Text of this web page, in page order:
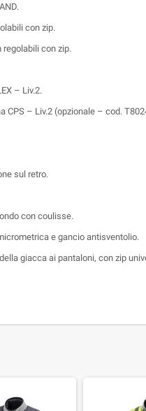
con zip.
regolabili con zip.
– Liv.2.
CPS – Liv.2 (opzionale – cod.
sul retro.
con coulisse.
e gancio antisventolio.
giacca ai pantaloni, con zip